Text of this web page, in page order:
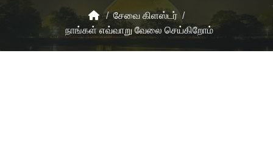
/ சேவை கிளஸ்டர் /
நாங்கள் எவ்வாறு வேலை செய்கிறோம்